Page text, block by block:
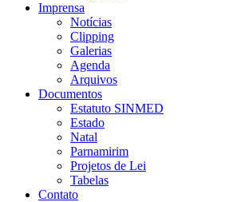
Imprensa
Notícias
Clipping
Galerias
Agenda
Arquivos
Documentos
Estatuto SINMED
Estado
Natal
Parnamirim
Projetos de Lei
Tabelas
Contato